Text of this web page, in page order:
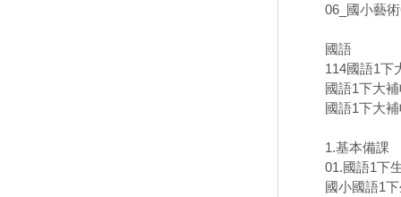
06_國小藝
國語
114國語1下
國語1下大
國語1下大
1.基本備課
01.國語1下
國小國語1